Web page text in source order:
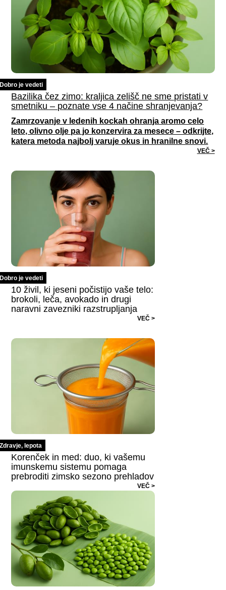
Dobro je vedeti
Bazilika čez zimo: kraljica zelišč ne sme pristati v
smetniku – poznate vse 4 načine shranjevanja?
Zamrzovanje v ledenih kockah ohranja aromo celo
leto, olivno olje pa jo konzervira za mesece – odkrijte,
katera metoda najbolj varuje okus in hranilne snovi.
VEČ >
Dobro je vedeti
10 živil, ki jeseni počistijo vaše telo:
brokoli, leča, avokado in drugi
naravni zavezniki razstrupljanja
VEČ >
Zdravje, lepota
Korenček in med: duo, ki vašemu
imunskemu sistemu pomaga
prebroditi zimsko sezono prehladov
VEČ >